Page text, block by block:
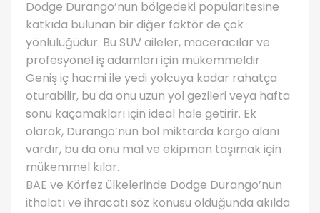
Dodge Durango’nun bölgedeki popülaritesine
katkıda bulunan bir diğer faktör de çok
yönlülüğüdür. Bu SUV aileler, maceracılar ve
profesyonel iş adamları için mükemmeldir.
Geniş iç hacmi ile yedi yolcuya kadar rahatça
oturabilir, bu da onu uzun yol gezileri veya hafta
sonu kaçamakları için ideal hale getirir. Ek
olarak, Durango’nun bol miktarda kargo alanı
vardır, bu da onu mal ve ekipman taşımak için
mükemmel kılar.
BAE ve Körfez ülkelerinde Dodge Durango’nun
ithalatı ve ihracatı söz konusu olduğunda akılda